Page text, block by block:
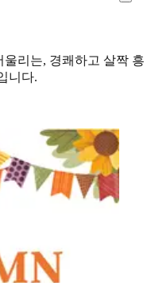
리는, 경쾌하고 살짝 흥
니다.